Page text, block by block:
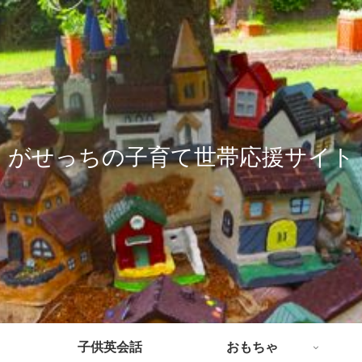
がせっちの子育て世帯応援サイト
子供英会話 おもちゃ